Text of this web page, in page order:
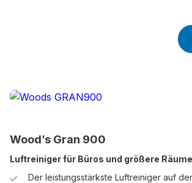
Wood’s Gran 900
Luftreiniger für Büros und größere
Der leistungsstärkste Luftreiniger auf